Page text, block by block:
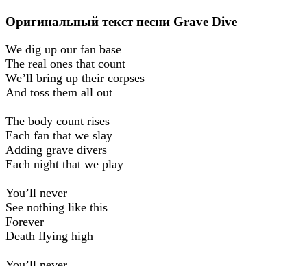
Оригинальный текст песни Grave Dive
We dig up our fan base
The real ones that count
We’ll bring up their corpses
And toss them all out
The body count rises
Each fan that we slay
Adding grave divers
Each night that we play
You’ll never
See nothing like this
Forever
Death flying high